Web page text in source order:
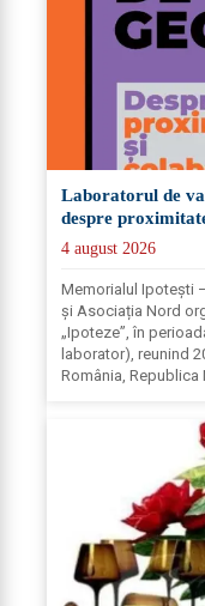
Laboratorul de
despre
4 august 2026
Memorialul Ipotești
și Asociația Nord
„Ipoteze”, în
laborator), reunind
România, Republica